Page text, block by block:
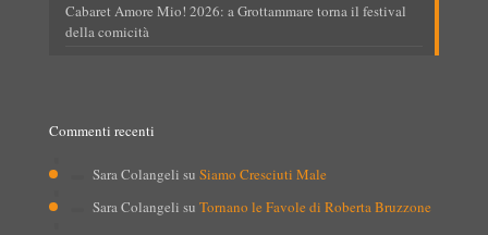
Cabaret Amore Mio! 2026: a Grottammare torna il festival
della comicità
Commenti recenti
Sara Colangeli su Siamo Cresciuti Male
Sara Colangeli su Tornano le Favole di Roberta Bruzzone